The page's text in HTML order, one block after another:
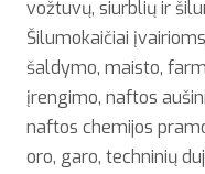
vožtuvų, siurblių ir
Šilumokaičiai
šaldymo, maisto,
įrengimo, naftos
naftos chemijos
oro, garo, techninių